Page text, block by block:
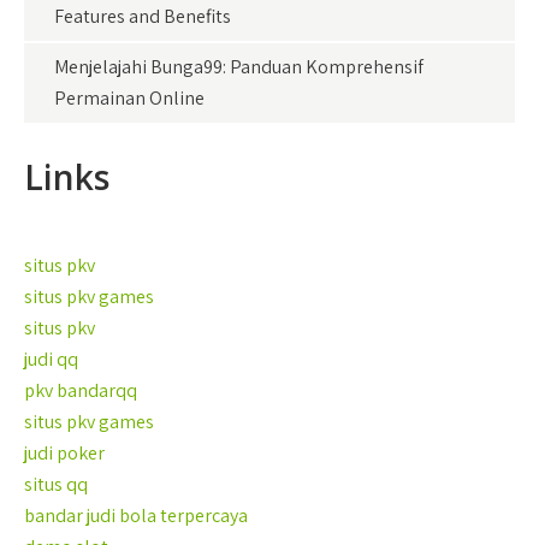
Features and Benefits
Menjelajahi Bunga99: Panduan Komprehensif
Permainan Online
Links
situs pkv
situs pkv games
situs pkv
judi qq
pkv bandarqq
situs pkv games
judi poker
situs qq
bandar judi bola terpercaya